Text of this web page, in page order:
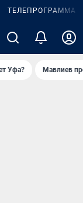
ТЕЛЕПРОГРАММА
Уфа? Мавлиев